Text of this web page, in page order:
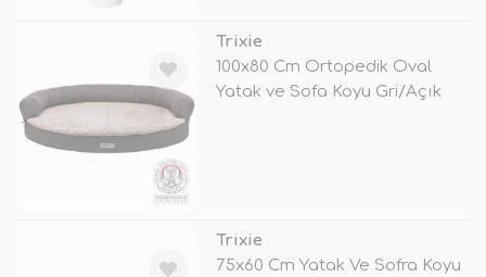
Trixie
100x80 Cm Ortopedik Oval
Yatak ve Sofa Koyu Gri/Açık
Trixie
75x60 Cm Yatak Ve Sofra Koyu